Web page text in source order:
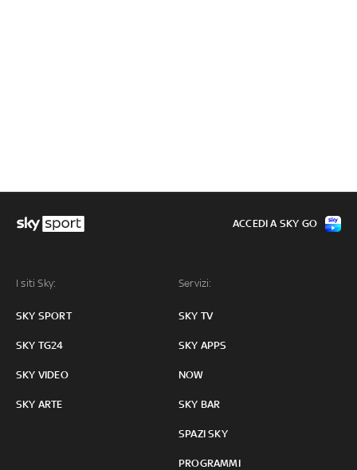
I siti Sky:
SKY SPORT
SKY TG24
SKY VIDEO
SKY ARTE
Servizi:
SKY TV
SKY APPS
NOW
SKY BAR
SPAZI SKY
PROGRAMMI
ACCEDI A SKY GO